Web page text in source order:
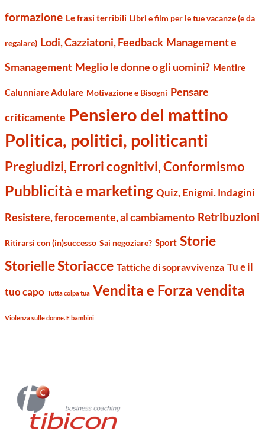
formazione Le frasi terribili Libri e film per le tue vacanze (e da
regalare) Lodi, Cazziatoni, Feedback Management e
Smanagement Meglio le donne o gli uomini? Mentire
Calunniare Adulare Motivazione e Bisogni Pensare
criticamente Pensiero del mattino
Politica, politici, politicanti
Pregiudizi, Errori cognitivi, Conformismo
Pubblicità e marketing Quiz, Enigmi. Indagini
Resistere, ferocemente, al cambiamento Retribuzioni
Ritirarsi con (in)successo Sai negoziare? Sport Storie
Storielle Storiacce Tattiche di sopravvivenza Tu e il
tuo capo Tutta colpa tua Vendita e Forza vendita
Violenza sulle donne. E bambini